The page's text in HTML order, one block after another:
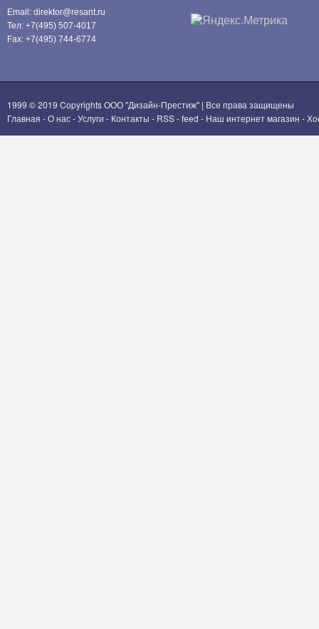
Email: direktor@resant.ru
Тел: +7(495) 507-4017
Fax: +7(495) 744-6774
1999 © 2019 CopyrightsООО "Дизайн-Престиж" | Все права защищены
Главная -О нас-Услуги - Контакты - RSS-feed - Наш интернет магазин -